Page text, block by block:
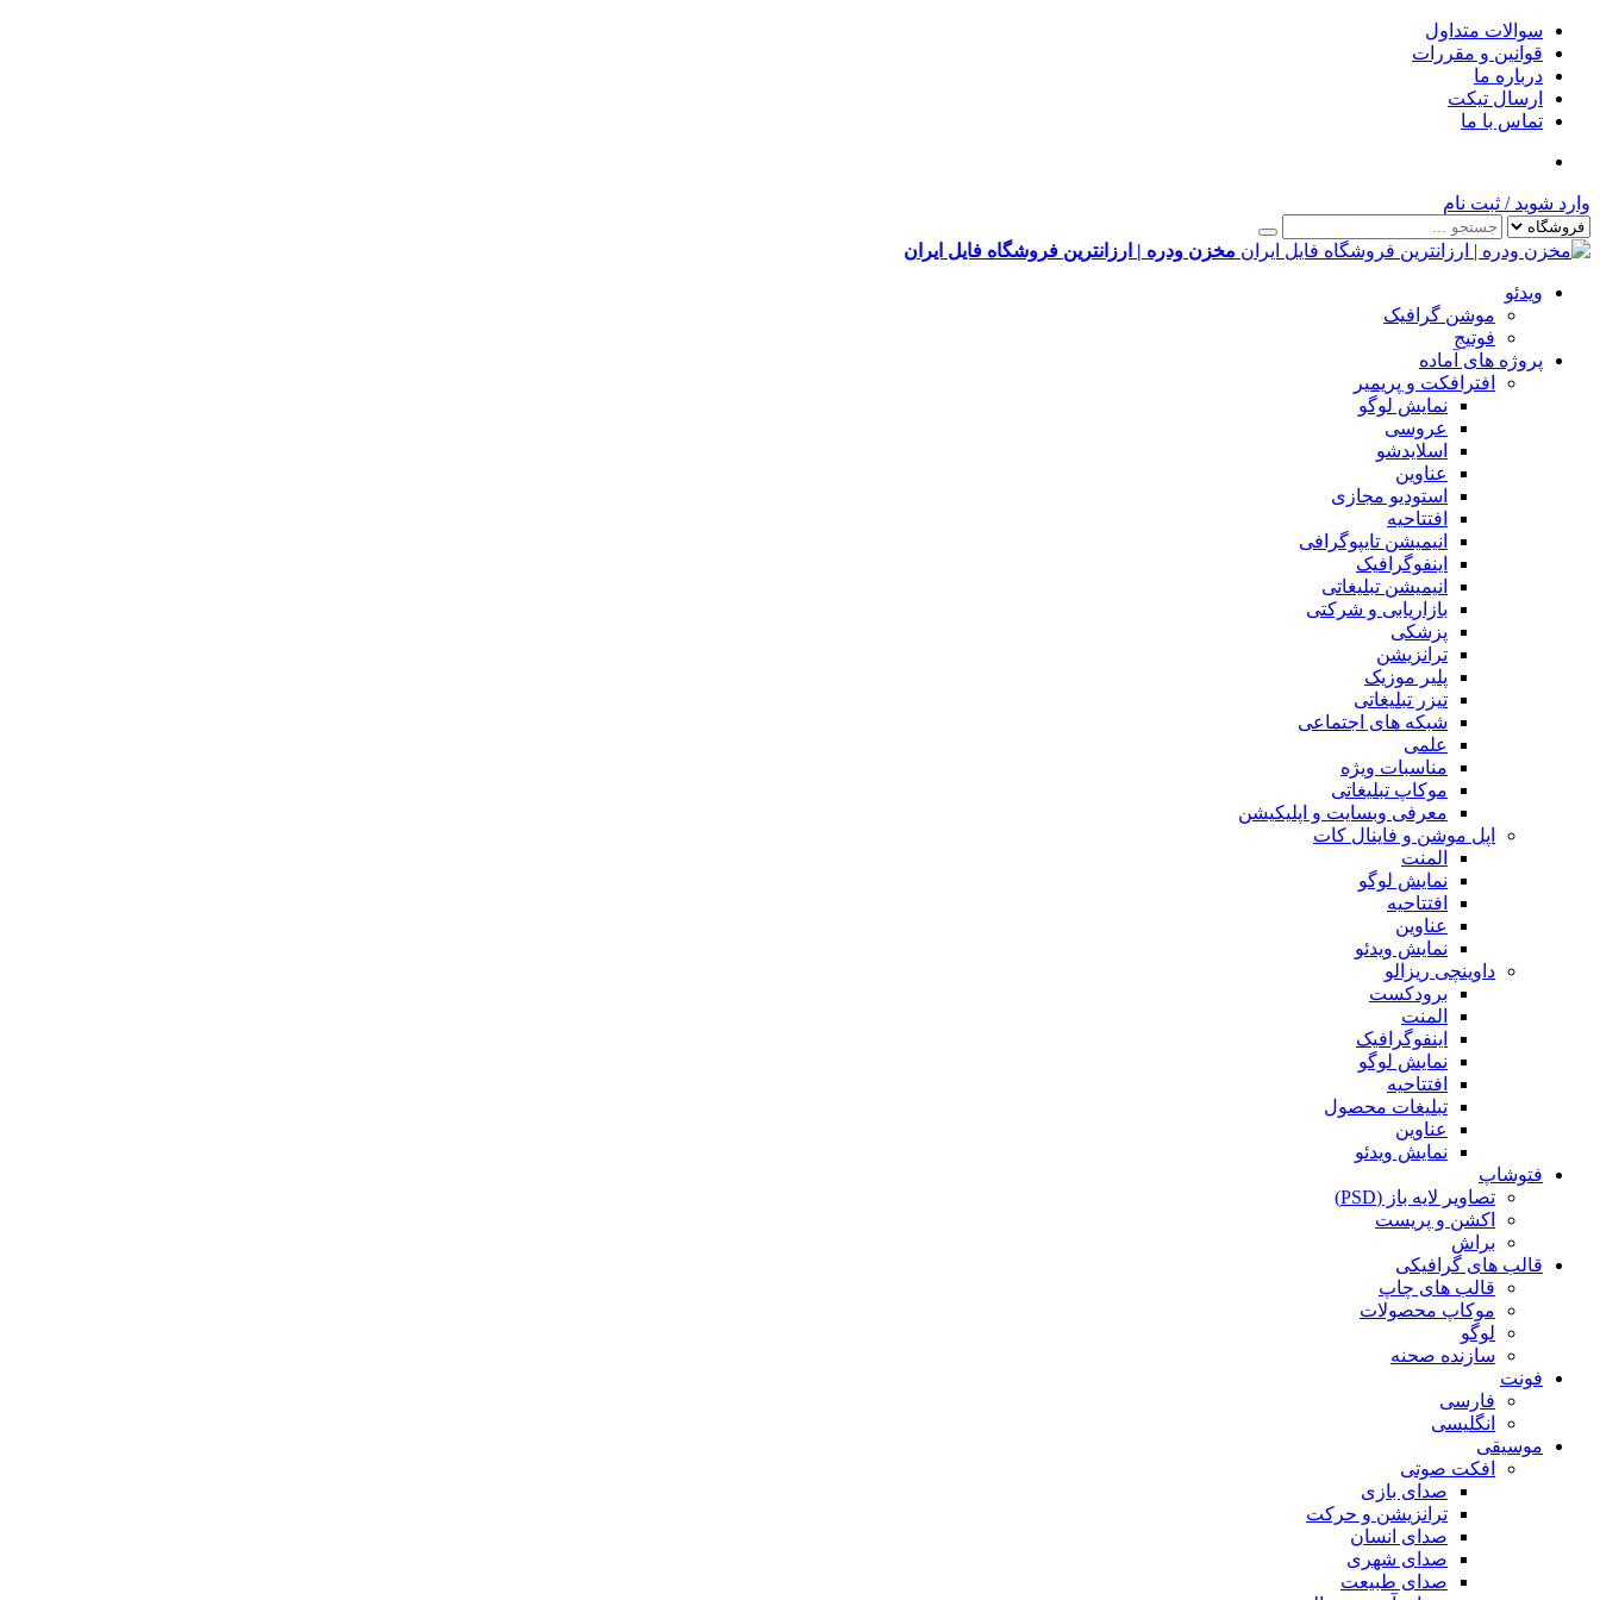
سوالات متداول
قوانین و مقررات
درباره ما
ارسال تیکت
تماس با ما
وارد شوید / ثبت نام
مخزن ودره | ارزانترین فروشگاه فایل ایران
ویدئو
موشن گرافیک
فوتیج
پروژه های آماده
افترافکت و پریمیر
نمایش لوگو
عروسی
اسلایدشو
عناوین
استودیو مجازی
افتتاحیه
انیمیشن تایپوگرافی
اینفوگرافیک
انیمیشن تبلیغاتی
بازاریابی و شرکتی
پزشکی
ترانزیشن
پلیر موزیک
تیزر تبلیغاتی
شبکه های اجتماعی
علمی
مناسبات ویژه
موکاپ تبلیغاتی
معرفی وبسایت و اپلیکیشن
اپل موشن و فاینال کات
المنت
نمایش لوگو
افتتاحیه
عناوین
نمایش ویدئو
داوینچی ریزالو
برودکست
المنت
اینفوگرافیک
نمایش لوگو
افتتاحیه
تبلیغات محصول
عناوین
نمایش ویدئو
فتوشاپ
تصاویر لایه باز (PSD)
اکشن و پریست
براش
قالب های گرافیکی
قالب های چاپ
موکاپ محصولات
لوگو
سازنده صحنه
فونت
فارسی
انگلیسی
موسیقی
افکت صوتی
صدای بازی
ترانزیشن و حرکت
صدای انسان
صدای شهری
صدای طبیعت